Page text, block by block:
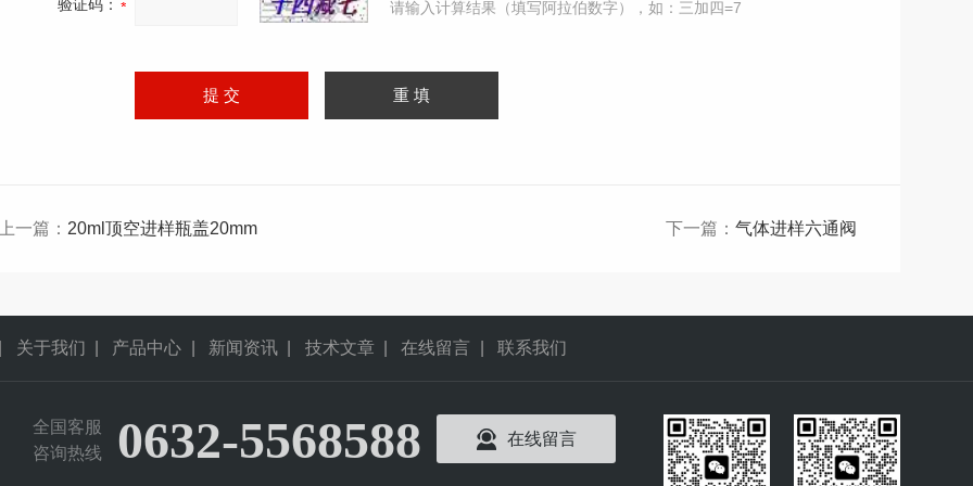
验证码： 请输入计算结果（填写阿拉伯数字），如：三加四=7
一篇： 20ml顶空进样瓶盖20mm 下一篇： 气体进样六通阀
关于我们 产品中心 新闻资讯 技术文章 在线留言 联系我们
全国客服
咨询热线
0632-5568588 在线留言